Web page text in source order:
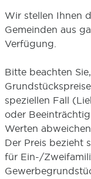
Wir stellen Ihnen
Gemeinden aus
Verfügung.
Bitte beachten
speziellen Fall
oder
Werten
Der Preis bezieht
für Ein-/